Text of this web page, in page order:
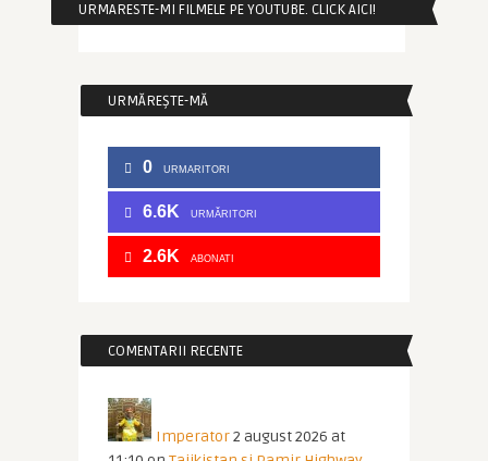
URMARESTE-MI FILMELE PE YOUTUBE. CLICK AICI!
URMĂREȘTE-MĂ
0 URMARITORI
6.6K URMĂRITORI
2.6K ABONATI
COMENTARII RECENTE
Imperator2 august 2026 at